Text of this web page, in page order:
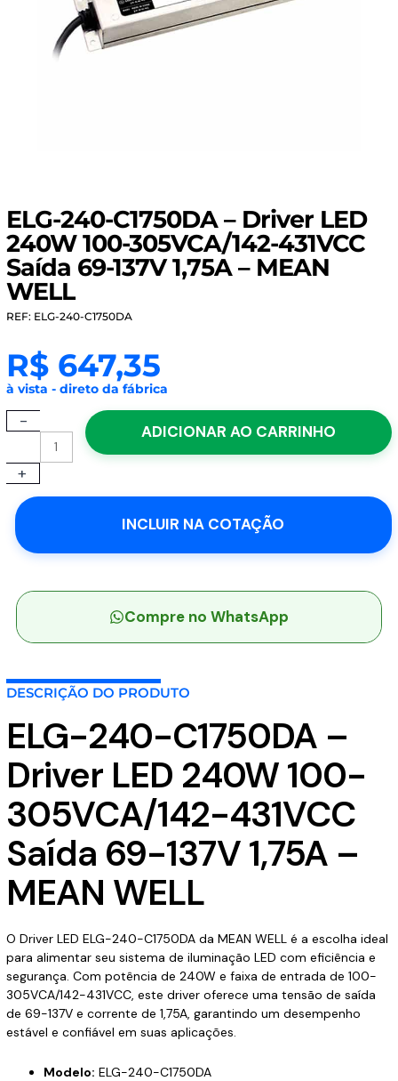
ELG-240-C1750DA – Driver LED
240W 100-305VCA/142-431VCC
Saída 69-137V 1,75A – MEAN
WELL
REF: ELG-240-C1750DA
R$647,35
à vista - direto da fábrica
-
ELG-
Driver
LED
240W
100-
431VCC
69-
-
WELL
quantidade
+
ADICIONAR AO CARRINHO
INCLUIR NA COTAÇÃO
Compre no WhatsApp
DESCRIÇÃO DO PRODUTO
ELG-240-C1750DA –
Driver LED 240W 100-
305VCA/142-431VCC
Saída 69-137V 1,75A –
MEAN WELL
O Driver LED ELG-240-C1750DA da MEAN WELL é a escolha ideal
para alimentar seu sistema de iluminação LED com eficiência e
segurança. Com potência de 240W e faixa de entrada de 100-
305VCA/142-431VCC, este driver oferece uma tensão de saída
de 69-137V e corrente de 1,75A, garantindo um desempenho
estável e confiável em suas aplicações.
Modelo: ELG-240-C1750DA